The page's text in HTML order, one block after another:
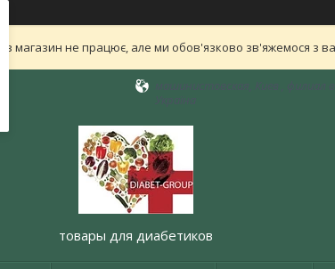
магазин не працює, але ми обов'язково зв'яжемося з
товары для диабетиков